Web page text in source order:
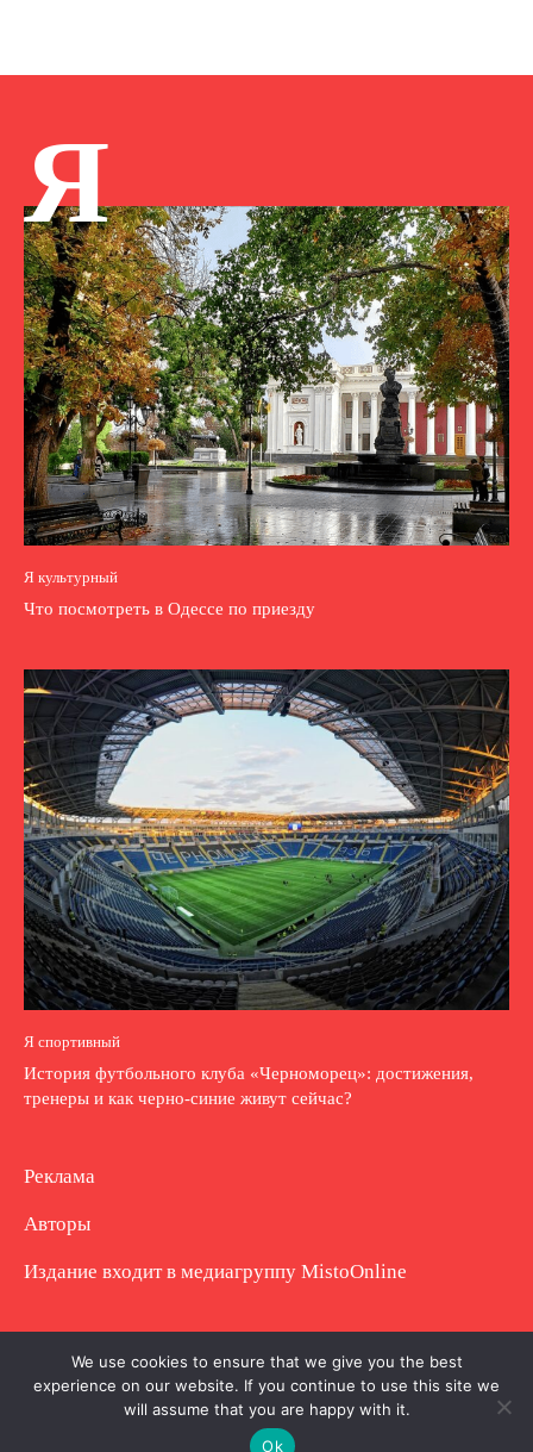
Я
Я культурный
Что посмотреть в Одессе по приезду
Я спортивный
История футбольного клуба «Черноморец»: достижения,
тренеры и как черно-синие живут сейчас?
Реклама
Авторы
Издание входит в медиагруппу MistoOnline
Copyright © Полное использование материала
запрещено. Частично разрешено с гиперссылкой.
We use cookies to ensure that we give you the best
experience on our website. If you continue to use this site we
will assume that you are happy with it.
Ok